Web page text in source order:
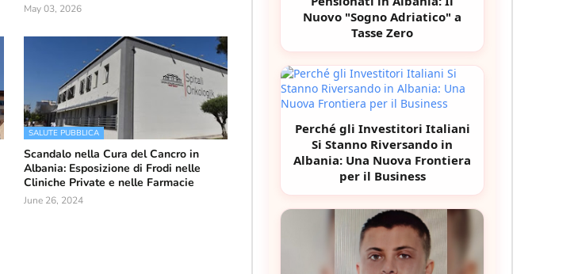
May 03, 2026
SALUTE PUBBLICA
Scandalo nella Cura del Cancro in
Albania: Esposizione di Frodi nelle
Cliniche Private e nelle Farmacie
June 26, 2024
Nuovo "Sogno Adriatico" a
Tasse Zero
Perché gli Investitori Italiani
Si Stanno Riversando in
Albania: Una Nuova Frontiera
per il Business